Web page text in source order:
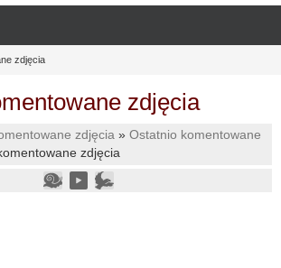
zdjęcia
zdjęcia
zdjęcia » Ostatnio komentowane
zdjęcia